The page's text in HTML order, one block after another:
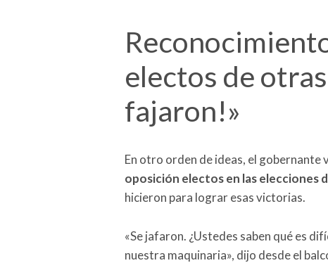
electos de
fajaron!»
En otro orden de ideas, el gobernante
oposición electos en las elecciones
hicieron para lograr esas victorias.
«Se jafaron. ¿Ustedes saben qué es
nuestra maquinaria», dijo desde el